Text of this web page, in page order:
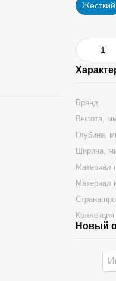
Жесткий
Бренд
Высота,
Глубина,
Ширина,
Материал
Материал
Страна
Коллекция
Новый